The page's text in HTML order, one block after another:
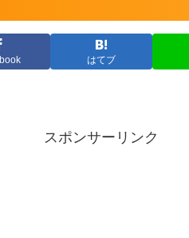
はてブ
スポンサーリンク